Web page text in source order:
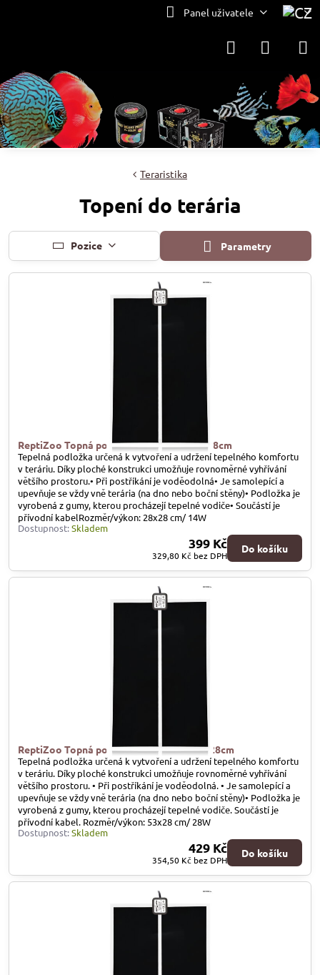
Panel uživatele
Teraristika
Topení do terária
Pozice Parametry
ReptiZoo Topná podložka SHM 14W, 28x28cm
Tepelná podložka určená k vytvoření a udržení tepelného komfortu
v teráriu. Díky ploché konstrukci umožňuje rovnoměrné vyhřívání
většího prostoru.• Při postříkání je voděodolná• Je samolepící a
upevňuje se vždy vně terária (na dno nebo boční stěny)• Podložka je
vyrobená z gumy, kterou procházejí tepelné vodiče• Součástí je
přívodní kabelRozměr/výkon: 28x28 cm/ 14W
Dostupnost:Skladem
399 Kč
329,80 Kč bez DPH
Do košíku
ReptiZoo Topná podložka SHM 28 W, 53x28cm
Tepelná podložka určená k vytvoření a udržení tepelného komfortu
v teráriu. Díky ploché konstrukci umožňuje rovnoměrné vyhřívání
většího prostoru. • Při postříkání je voděodolná. • Je samolepící a
upevňuje se vždy vně terária (na dno nebo boční stěny)• Podložka je
vyrobená z gumy, kterou procházejí tepelné vodiče. Součástí je
přívodní kabel. Rozměr/výkon: 53x28 cm/ 28W
Dostupnost:Skladem
429 Kč
354,50 Kč bez DPH
Do košíku